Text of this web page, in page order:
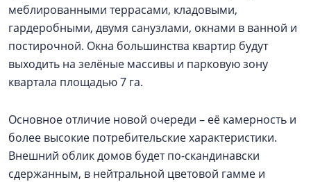
меблированными террасами, кладовыми,
гардеробными, двумя санузлами, окнами в ванной и
постирочной. Окна большинства квартир будут
выходить на зелёные массивы и парковую зону
квартала площадью 7 га.
Основное отличие новой очереди – её камерность и
более высокие потребительские характеристики.
Внешний облик домов будет по-скандинавски
сдержанным, в нейтральной цветовой гамме и